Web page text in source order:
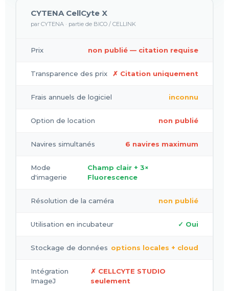
CYTENA CellCyte X
par CYTENA · partie de BICO / CELLINK
Prix non publié — citation requise
Transparence des prix ✗ Citation uniquement
Frais annuels de logiciel inconnu
Option de location non publié
Navires simultanés 6 navires maximum
Mode
d'imagerie
Champ clair + 3×
Fluorescence
Résolution de la caméra non publié
Utilisation en incubateur ✓ Oui
Stockage de données options locales + cloud
Intégration
ImageJ
✗ CELLCYTE STUDIO
seulement